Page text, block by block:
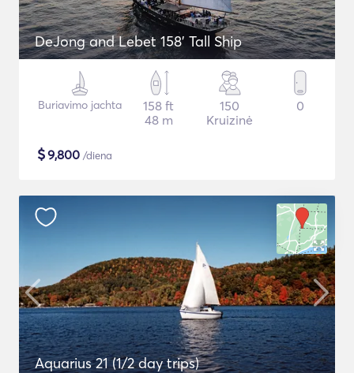
DeJong and Lebet 158' Tall Ship
Buriavimo jachta
158 ft
48 m
150
Kruizinė
0
$9,800 /diena
Aquarius 21 (1/2 day trips)